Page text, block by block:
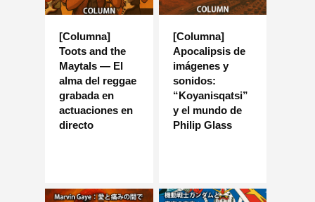
[Columna]
Toots and the
Maytals — El
alma del reggae
grabada en
actuaciones en
directo
[Columna]
Apocalipsis de
imágenes y
sonidos:
“Koyanisqatsi”
y el mundo de
Philip Glass